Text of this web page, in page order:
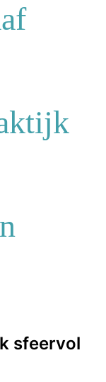
sfeervol